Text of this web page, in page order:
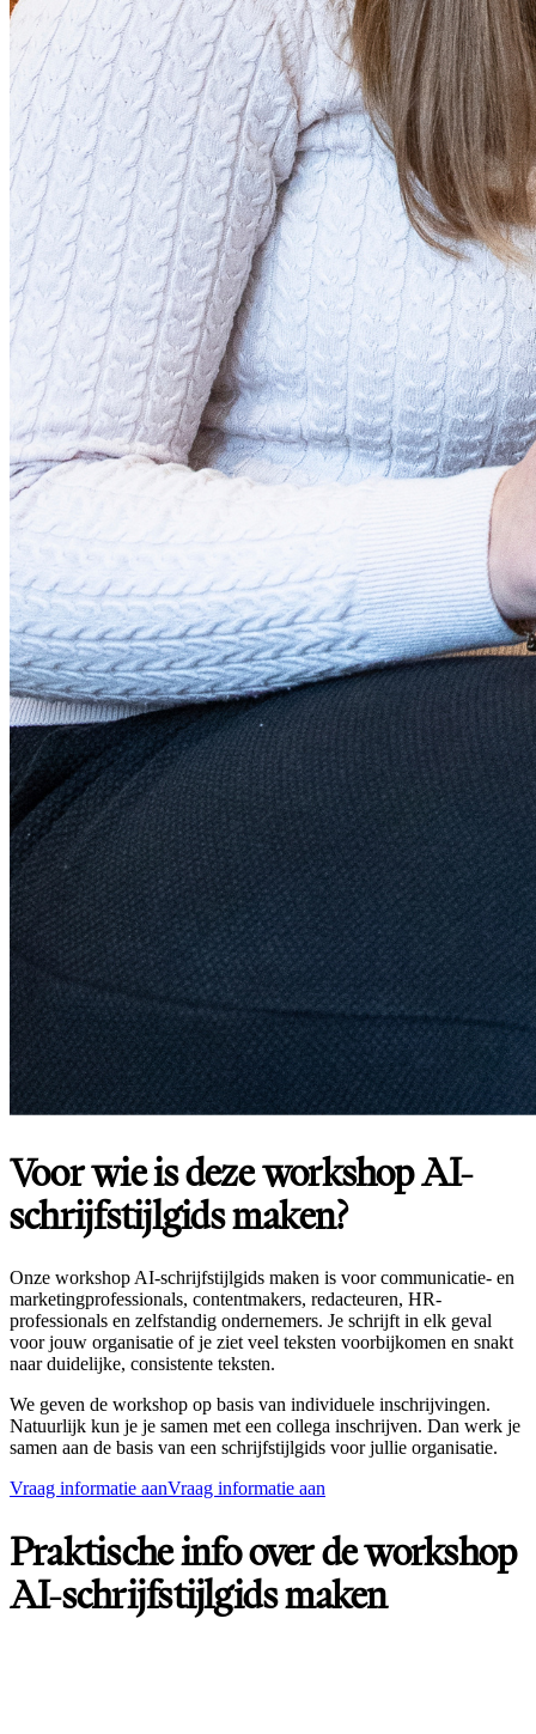
Voor wie is deze workshop AI-
schrijfstijlgids maken?
Onze workshop AI-schrijfstijlgids maken is voor communicatie- en
marketingprofessionals, contentmakers, redacteuren, HR-
professionals en zelfstandig ondernemers. Je schrijft in elk geval
voor jouw organisatie of je ziet veel teksten voorbijkomen en snakt
naar duidelijke, consistente teksten.
We geven de workshop op basis van individuele inschrijvingen.
Natuurlijk kun je je samen met een collega inschrijven. Dan werk je
samen aan de basis van een schrijfstijlgids voor jullie organisatie.
Vraag informatie aanVraag informatie aan
Praktische info over de workshop
AI-schrijfstijlgids maken